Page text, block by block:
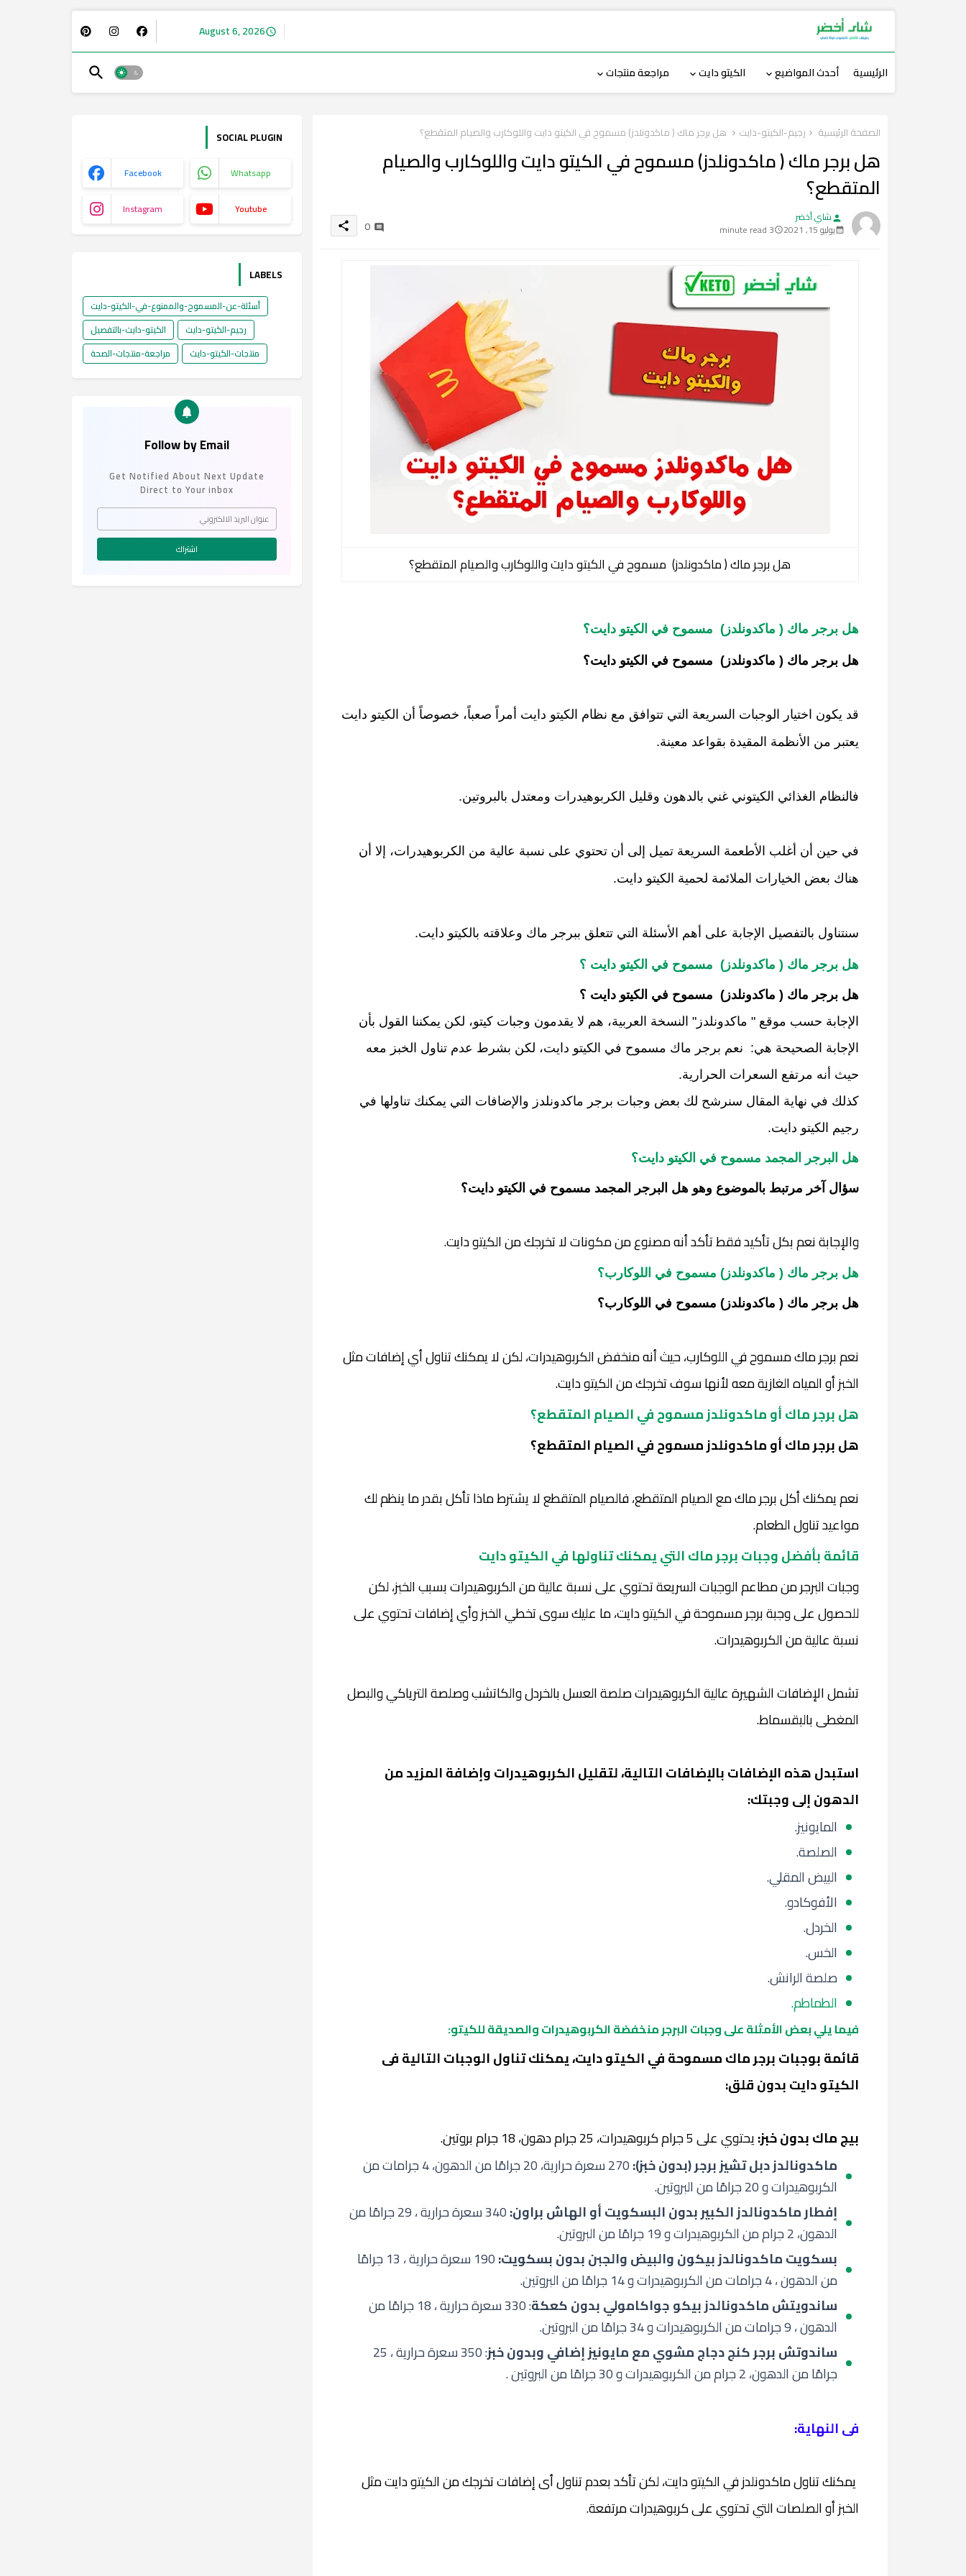
August 6, 2026
الرئيسية أحدث المواضيع الكيتو دايت مراجعة منتجات
الصفحة الرئيسية رجيم-الكيتو-دايت هل برجر ماك ( ماكدونلدز) مسموح في الكيتو دايت واللوكارب والصيام المتقطع؟
هل برجر ماك ( ماكدونلدز) مسموح في الكيتو دايت واللوكارب والصيام
المتقطع؟
person شاي أخضر
يوليو 15, 2021 3 minute read
0
share
هل برجر ماك ( ماكدونلدز) مسموح في الكيتو دايت واللوكارب والصيام المتقطع؟
هل برجر ماك ( ماكدونلدز)  مسموح في الكيتو دايت؟
هل برجر ماك ( ماكدونلدز)  مسموح في الكيتو دايت؟
سنتناول بالتفصيل الإجابة على أهم الأسئلة التي تتعلق ببرجر ماك وعلاقته بالكيتو دايت.
هل برجر ماك ( ماكدونلدز)  مسموح في الكيتو دايت ؟
هل برجر ماك ( ماكدونلدز)  مسموح في الكيتو دايت ؟
حيث أنه مرتفع السعرات الحرارية.
رجيم الكيتو دايت.
هل البرجر المجمد مسموح في الكيتو دايت؟
سؤال آخر مرتبط بالموضوع وهو هل البرجر المجمد مسموح في الكيتو دايت؟
والإجابة نعم بكل تأكيد فقط تأكد أنه مصنوع من مكونات لا تخرجك من الكيتو دايت.
هل برجر ماك ( ماكدونلدز) مسموح في اللوكارب؟
هل برجر ماك ( ماكدونلدز) مسموح في اللوكارب؟
نعم برجر ماك مسموح في اللوكارب، حيث أنه منخفض الكربوهيدرات، لكن لا يمكنك تناول أي إضافات مثل
الخبز أو المياه الغازية معه لأنها سوف تخرجك من الكيتو دايت.
هل برجر ماك أو ماكدونلدز مسموح في الصيام المتقطع؟
هل برجر ماك أو ماكدونلدز مسموح في الصيام المتقطع؟
نعم يمكنك أكل برجر ماك مع الصيام المتقطع، فالصيام المتقطع لا يشترط ماذا تأكل بقدر ما ينظم لك
مواعيد تناول الطعام.
قائمة بأفضل وجبات برجر ماك التي يمكنك تناولها في الكيتو دايت
وجبات البرجر من مطاعم الوجبات السريعة تحتوي على نسبة عالية من الكربوهيدرات بسبب الخبز، لكن
للحصول على وجبة برجر مسموحة في الكيتو دايت، ما عليك سوى تخطي الخبز وأي إضافات تحتوي على
نسبة عالية من الكربوهيدرات.
تشمل الإضافات الشهيرة عالية الكربوهيدرات صلصة العسل بالخردل والكاتشب وصلصة الترياكي والبصل
المغطى بالبقسماط.
استبدل هذه الإضافات بالإضافات التالية، لتقليل الكربوهيدرات وإضافة المزيد من
الدهون إلى وجبتك:
المايونيز.
الصلصة.
البيض المقلي.
الأفوكادو.
الخردل.
الخس.
صلصة الرانش.
الطماطم.
فيما يلي بعض الأمثلة على وجبات البرجر منخفضة الكربوهيدرات والصديقة للكيتو:
قائمة بوجبات برجر ماك مسموحة في الكيتو دايت، يمكنك تناول الوجبات التالية فى
الكيتو دايت بدون قلق:
بيج ماك بدون خبز:يحتوي على 5 جرام كربوهيدرات، 25 جرام دهون، 18 جرام بروتين.
ماكدونالدز دبل تشيز برجر (بدون خبز):
270 سعرة حرارية، 20 جرامًا من الدهون، 4 جرامات من
الكربوهيدرات و 20 جرامًا من البروتين.
إفطار ماكدونالدز الكبير بدون البسكويت أو الهاش براون:
340 سعرة حرارية ، 29 جرامًا من
الدهون، 2 جرام من الكربوهيدرات و 19 جرامًا من البروتين.
بسكويت ماكدونالدز بيكون والبيض والجبن بدون بسكويت:
190 سعرة حرارية ، 13 جرامًا
من الدهون ، 4 جرامات من الكربوهيدرات و 14 جرامًا من البروتين.
ساندويتش ماكدونالدز بيكو جواكامولي بدون كعكة
: 330 سعرة حرارية ، 18 جرامًا من
الدهون ، 9 جرامات من الكربوهيدرات و 34 جرامًا من البروتين.
ساندوتش برجر كنج دجاج مشوي مع مايونيز إضافي وبدون خبز
: 350 سعرة حرارية ، 25
جرامًا من الدهون، 2 جرام من الكربوهيدرات و 30 جرامًا من البروتين .
فى النهاية:
يمكنك تناول ماكدونلدز في الكيتو دايت، لكن تأكد بعدم تناول أى إضافات تخرجك من الكيتو دايت مثل
الخبز أو الصلصات التي تحتوي على كربوهيدرات مرتفعة.
SOCIAL PLUGIN
Facebook Whatsapp
Instagram Youtube
LABELS
أسئلة-عن-المسموح-والممنوع-في-الكيتو-دايت
الكيتو-دايت-بالتفصيل
رجيم-الكيتو-دايت
مراجعة-منتجات-الصحة
منتجات-الكيتو-دايت
Follow by Email
Get Notified About Next Update
Direct to Your inbox